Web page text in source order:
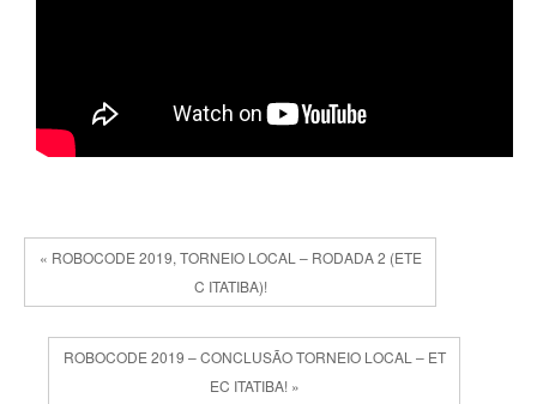
« ROBOCODE 2019, TORNEIO LOCAL – RODADA 2 (ETE
C ITATIBA)!
ROBOCODE 2019 – CONCLUSÃO TORNEIO LOCAL – ET
EC ITATIBA! »